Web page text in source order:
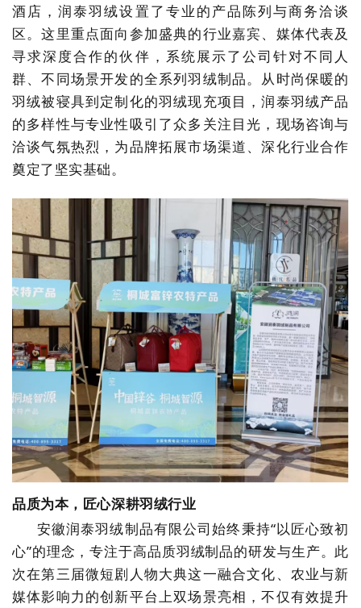
酒店，润泰羽绒设置了专业的产品陈列与商务洽谈
区。这里重点面向参加盛典的行业嘉宾、媒体代表及
寻求深度合作的伙伴，系统展示了公司针对不同人
群、不同场景开发的全系列羽绒制品。从时尚保暖的
羽绒被寝具到定制化的羽绒现充项目 ，润泰羽绒产品
的多样性与专业性吸引了众多关注目光，现场咨询与
洽谈气氛热烈，为品牌拓展市场渠道、深化行业合作
奠定了坚实基础。
品质为本，匠心深耕羽绒行业
安徽润泰羽绒制品有限公司始终秉持“以匠心致初
心”的理念，专注于高品质羽绒制品的研发与生产。此
次在第三届微短剧人物大典这一融合文化、农业与新
媒体影响力的创新平台上双场景亮相，不仅有效提升
立即提交